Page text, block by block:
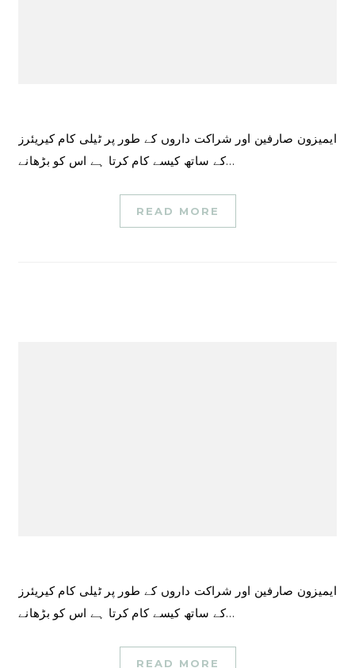
ایمیزون صارفین اور شراکت داروں کے طور پر ٹیلی کام کیریئرز
کے ساتھ کیسے کام کرتا ہے اس کو بڑھانے…
READ MORE
ایمیزون صارفین اور شراکت داروں کے طور پر ٹیلی کام کیریئرز
کے ساتھ کیسے کام کرتا ہے اس کو بڑھانے…
READ MORE